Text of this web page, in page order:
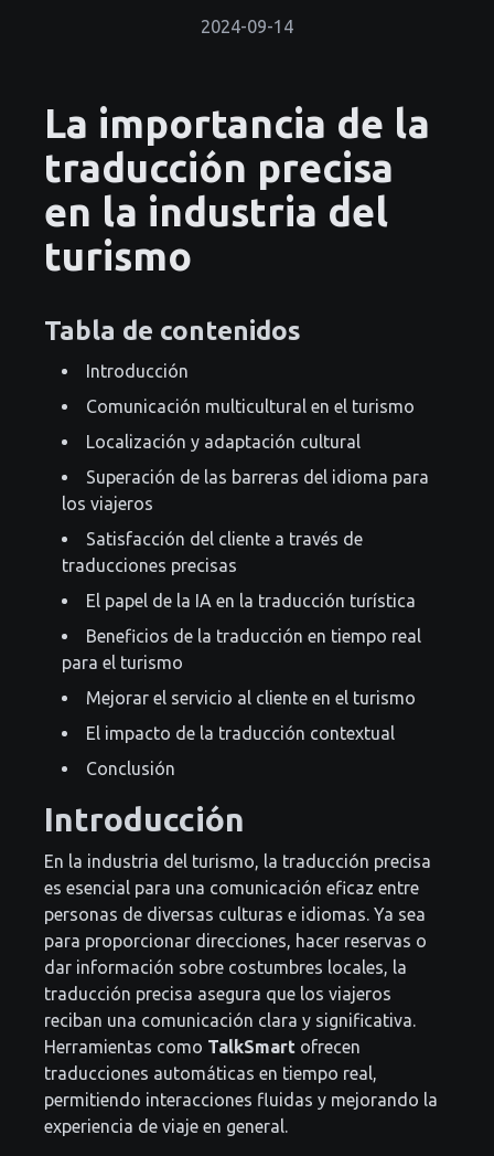
2024-09-14
La importancia de la
traducción precisa
en la industria del
turismo
Tabla de contenidos
Introducción
Comunicación multicultural en el turismo
Localización y adaptación cultural
Superación de las barreras del idioma para
los viajeros
Satisfacción del cliente a través de
traducciones precisas
El papel de la IA en la traducción turística
Beneficios de la traducción en tiempo real
para el turismo
Mejorar el servicio al cliente en el turismo
El impacto de la traducción contextual
Conclusión
Introducción
En la industria del turismo, la traducción precisa
es esencial para una comunicación eficaz entre
personas de diversas culturas e idiomas. Ya sea
para proporcionar direcciones, hacer reservas o
dar información sobre costumbres locales, la
traducción precisa asegura que los viajeros
reciban una comunicación clara y significativa.
Herramientas como TalkSmart ofrecen
traducciones automáticas en tiempo real,
permitiendo interacciones fluidas y mejorando la
experiencia de viaje en general.